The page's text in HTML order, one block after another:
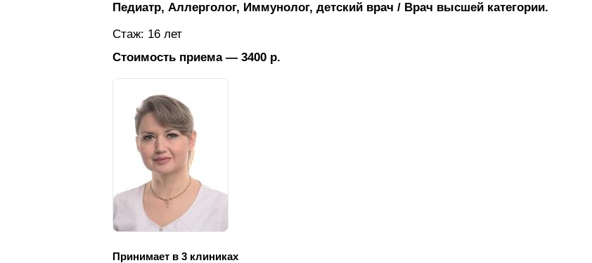
Педиатр, Аллерголог, Иммунолог, детский врач / Врач высшей категории.
Стаж: 16 лет
Стоимость приема — 3400 р.
Принимает в 3 клиниках